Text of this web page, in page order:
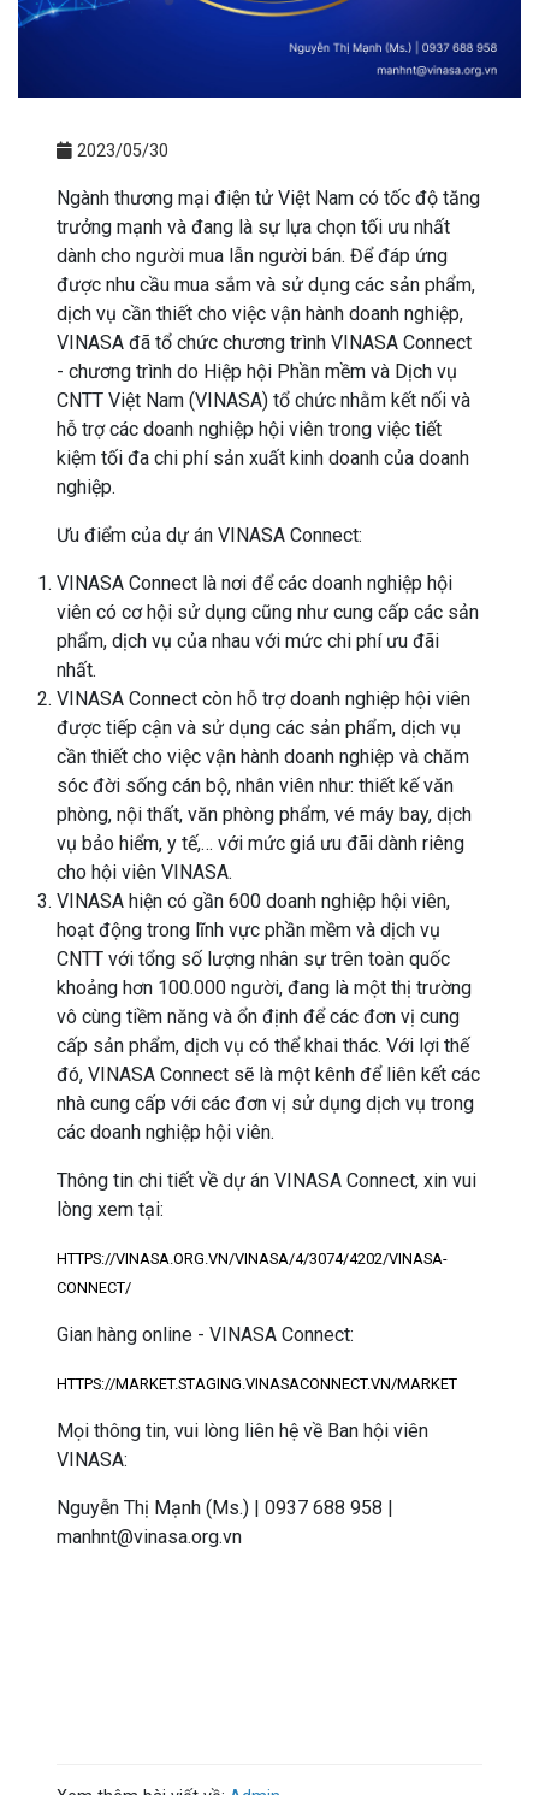
2023/05/30
Ngành thương mại điện tử Việt Nam có tốc độ tăng
trưởng mạnh và đang là sự lựa chọn tối ưu nhất
dành cho người mua lẫn người bán. Để đáp ứng
được nhu cầu mua sắm và sử dụng các sản phẩm,
dịch vụ cần thiết cho việc vận hành doanh nghiệp,
VINASA đã tổ chức chương trình VINASA Connect
- chương trình do Hiệp hội Phần mềm và Dịch vụ
CNTT Việt Nam (VINASA) tổ chức nhằm kết nối và
hỗ trợ các doanh nghiệp hội viên trong việc tiết
kiệm tối đa chi phí sản xuất kinh doanh của doanh
nghiệp.
Ưu điểm của dự án VINASA Connect:
VINASA Connect là nơi để các doanh nghiệp hội
viên có cơ hội sử dụng cũng như cung cấp các sản
phẩm, dịch vụ của nhau với mức chi phí ưu đãi
nhất.
VINASA Connect còn hỗ trợ doanh nghiệp hội viên
được tiếp cận và sử dụng các sản phẩm, dịch vụ
cần thiết cho việc vận hành doanh nghiệp và chăm
sóc đời sống cán bộ, nhân viên như: thiết kế văn
phòng, nội thất, văn phòng phẩm, vé máy bay, dịch
vụ bảo hiểm, y tế,… với mức giá ưu đãi dành riêng
cho hội viên VINASA.
VINASA hiện có gần 600 doanh nghiệp hội viên,
hoạt động trong lĩnh vực phần mềm và dịch vụ
CNTT với tổng số lượng nhân sự trên toàn quốc
khoảng hơn 100.000 người, đang là một thị trường
vô cùng tiềm năng và ổn định để các đơn vị cung
cấp sản phẩm, dịch vụ có thể khai thác. Với lợi thế
đó, VINASA Connect sẽ là một kênh để liên kết các
nhà cung cấp với các đơn vị sử dụng dịch vụ trong
các doanh nghiệp hội viên.
Thông tin chi tiết về dự án VINASA Connect, xin vui
lòng xem tại:
HTTPS://VINASA.ORG.VN/VINASA/4/3074/4202/VINASA-
CONNECT/
Gian hàng online - VINASA Connect:
HTTPS://MARKET.STAGING.VINASACONNECT.VN/MARKET
Mọi thông tin, vui lòng liên hệ về Ban hội viên
VINASA:
Nguyễn Thị Mạnh (Ms.) | 0937 688 958 |
manhnt@vinasa.org.vn